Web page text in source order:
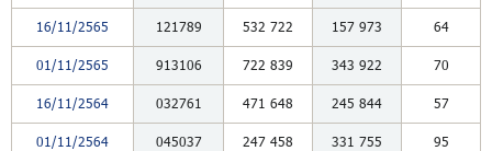
16/11/2565 121789 532 722 157 973 64
01/11/2565 913106 722 839 343 922 70
16/11/2564 032761 471 648 245 844 57
01/11/2564 045037 247 458 331 755 95